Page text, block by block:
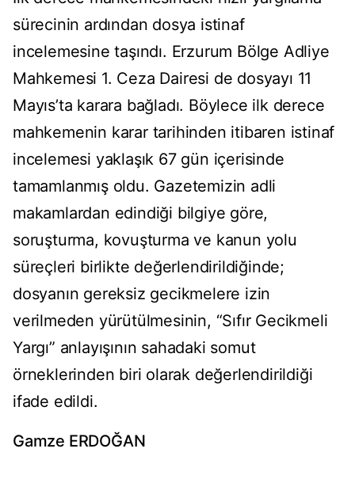
sürecinin ardından dosya istinaf
incelemesine taşındı. Erzurum Bölge Adliye
Mahkemesi 1. Ceza Dairesi de dosyayı 11
Mayıs’ta karara bağladı. Böylece ilk derece
mahkemenin karar tarihinden itibaren istinaf
incelemesi yaklaşık 67 gün içerisinde
tamamlanmış oldu. Gazetemizin adli
makamlardan edindiği bilgiye göre,
soruşturma, kovuşturma ve kanun yolu
süreçleri birlikte değerlendirildiğinde;
dosyanın gereksiz gecikmelere izin
verilmeden yürütülmesinin, “Sıfır Gecikmeli
Yargı” anlayışının sahadaki somut
örneklerinden biri olarak değerlendirildiği
ifade edildi.
Gamze ERDOĞAN